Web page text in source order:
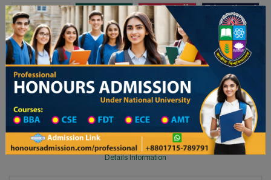
Toggle navigation অনার্স ভর্তি প্রফেশনাল অনার্স
Updates
২৬ শিক্ষাবর্ষের ১ম বর্ষের ভর্তি আবেদন বিজ্ঞপ্তি ঢাকা বিশ্ববিদ্যালয় ২০২৫-২৬
University College All Division
University College District Wise
University College in Rangpur
Details Information